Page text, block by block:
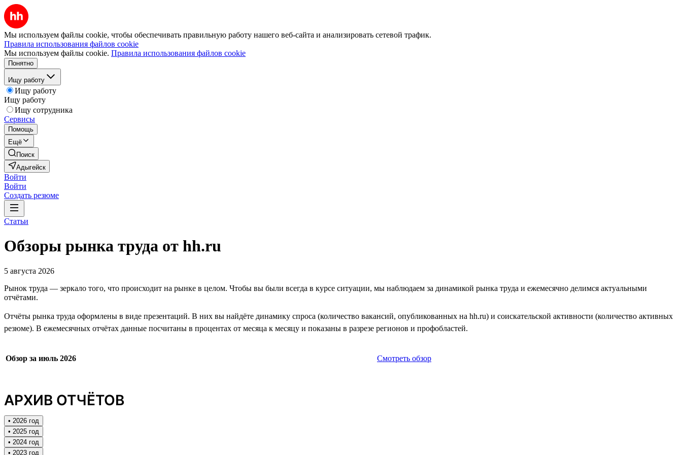
Мы используем файлы cookie, чтобы обеспечивать правильную работу нашего веб-сайта и анализировать сетевой трафик.
Правила использования файлов cookie
Мы используем файлы cookie. Правила использования файлов cookie
Понятно
Ищу работу
Ищу работу
Ищу работу
Ищу сотрудника
Сервисы
Помощь
Ещё
Поиск
Адыгейск
Войти
Войти
Создать резюме
Статьи
Обзоры рынка труда от hh.ru
5 августа 2026
Рынок труда — зеркало того, что происходит на рынке в целом. Чтобы вы были всегда в курсе ситуации, мы наблюдаем за динамикой рынка труда и ежемесячно делимся актуальными
отчётами.
Отчёты рынка труда оформлены в виде презентаций. В них вы найдёте динамику спроса (количество вакансий, опубликованных на hh.ru) и соискательской активности (количество активных
резюме). В ежемесячных отчётах данные посчитаны в процентах от месяца к месяцу и показаны в разрезе регионов и профобластей.
Обзор за июль 2026 Смотреть обзор
АРХИВ ОТЧЁТОВ
• 2026 год
• 2025 год
• 2024 год
• 2023 год